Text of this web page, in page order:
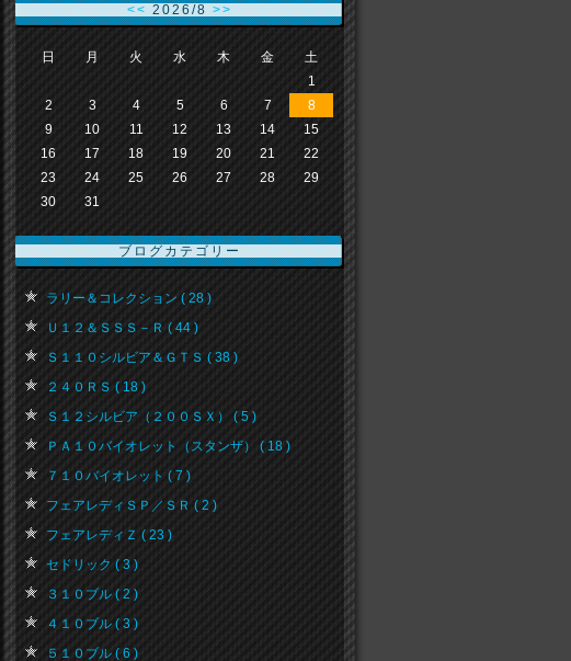
<< 2026/8 >>
日 月 火 水 木 金
土
1
2
3 4 5 6 7
8
9
10 11 12 13 14
15
16
17 18 19 20 21
22
23
24 25 26 27 28
29
30
31
ブログカテゴリー
ラリー＆コレクション ( 28 )
Ｕ１２＆ＳＳＳ－Ｒ ( 44 )
Ｓ１１０シルビア＆ＧＴＳ ( 38 )
２４０ＲＳ ( 18 )
Ｓ１２シルビア（２００ＳＸ） ( 5 )
ＰＡ１０バイオレット（スタンザ） ( 18 )
７１０バイオレット ( 7 )
フェアレディＳＰ／ＳＲ ( 2 )
フェアレディＺ ( 23 )
セドリック ( 3 )
３１０ブル ( 2 )
４１０ブル ( 3 )
５１０ブル ( 6 )